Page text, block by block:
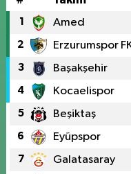
1 Amed
2 Erzurumspor
3 Başakşehir
4 Kocaelispor
5 Beşiktaş
6 Eyüpspor
7 Galatasaray